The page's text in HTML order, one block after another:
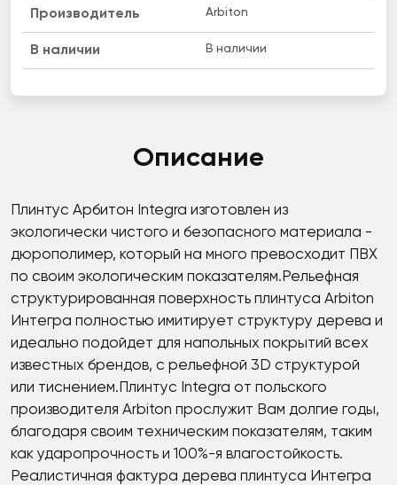
Производитель Arbiton
B наличии В наличии
Описание
Плинтус Арбитон Integra изготовлен из
экологически чистого и безопасного материала -
дюрополимер, который на много превосходит ПВХ
по своим экологическим показателям.Рельефная
структурированная поверхность плинтуса Arbiton
Интегра полностью имитирует структуру дерева и
идеально подойдет для напольных покрытий всех
известных брендов, с рельефной 3D структурой
или тиснением.Плинтус Integra от польского
производителя Arbiton прослужит Вам долгие годы,
благодаря своим техническим показателям, таким
как ударопрочность и 100%-я влагостойкость.
Реалистичная фактура дерева плинтуса Интегра